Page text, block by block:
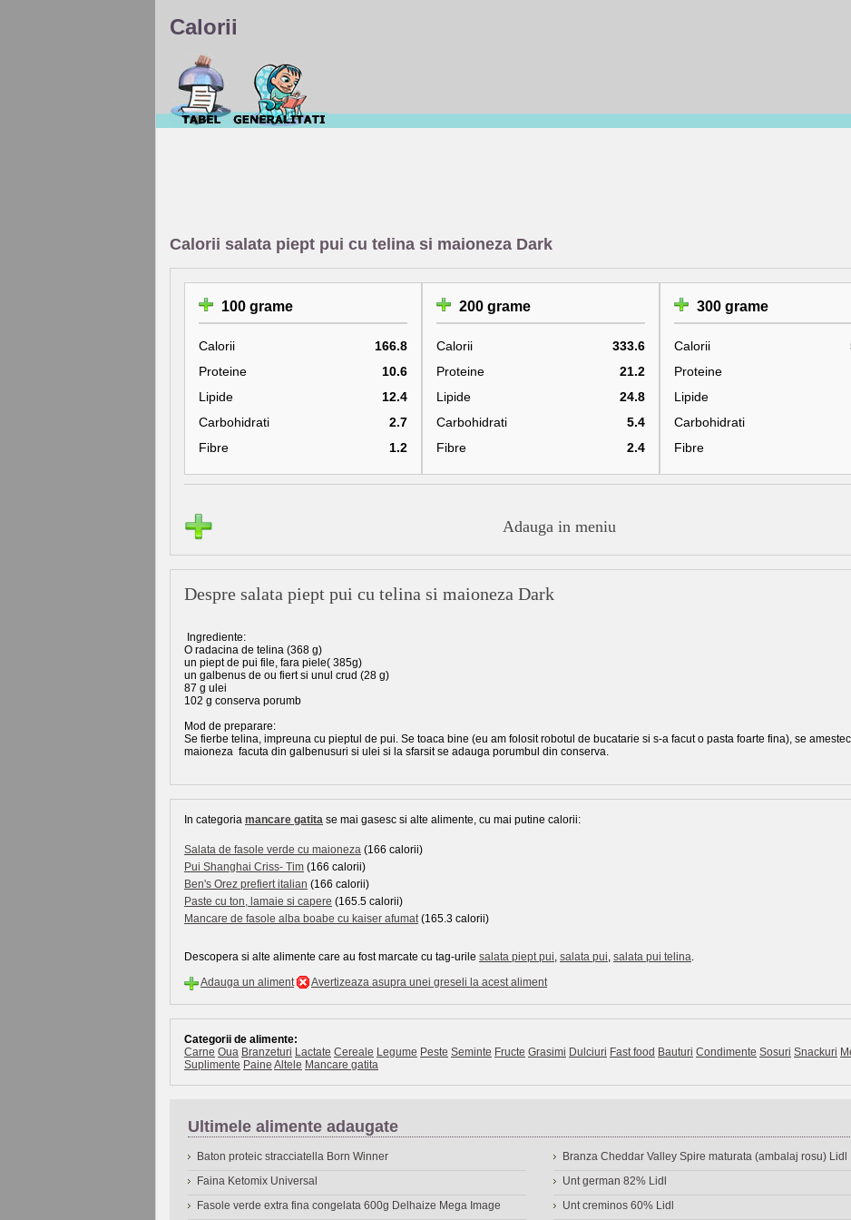
Calorii
Calorii salata piept pui cu telina si maioneza Dark
100 grame
Calorii
166.8
Proteine
10.6
Lipide
12.4
Carbohidrati
2.7
Fibre
1.2
200 grame
Calorii
333.6
Proteine
21.2
Lipide
24.8
Carbohidrati
5.4
Fibre
2.4
300 grame
Calorii
Proteine
Lipide
Carbohidrati
Fibre
Adauga in meniu
Despre salata piept pui cu telina si maioneza Dark
Ingrediente:
O radacina de telina (368 g)
un piept de pui file, fara piele( 385g)
un galbenus de ou fiert si unul crud (28 g)
87 g ulei
102 g conserva porumb
Mod de preparare:
Se fierbe telina, impreuna cu pieptul de pui. Se toaca bine (eu am folosit robotul de bucatarie si s-a facut o pasta foarte fina), se
maioneza facuta din galbenusuri si ulei si la sfarsit se adauga porumbul din conserva.
In categoria mancare gatita se mai gasesc si alte alimente, cu mai putine calorii:
Salata de fasole verde cu maioneza (166 calorii)
Pui Shanghai Criss- Tim (166 calorii)
Ben's Orez prefiert italian (166 calorii)
Paste cu ton, lamaie si capere (165.5 calorii)
Mancare de fasole alba boabe cu kaiser afumat(165.3 calorii)
Descopera si alte alimente care au fost marcate cu tag-urile salata piept pui, salata pui, salata pui telina.
Adauga un aliment
Avertizeaza asupra unei greseli la acest aliment
Categorii de alimente:
Carne Oua Branzeturi Lactate Cereale Legume Peste Seminte Fructe Grasimi Dulciuri Fast food Bauturi Condimente Sosuri Snackuri
Suplimente Paine Altele Mancare gatita
Ultimele alimente adaugate
Baton proteic stracciatella Born Winner
Faina Ketomix Universal
Fasole verde extra fina congelata 600g Delhaize Mega Image
Branza Cheddar Valley Spire maturata (ambalaj rosu) Lidl
Unt german 82% Lidl
Unt creminos 60% Lidl